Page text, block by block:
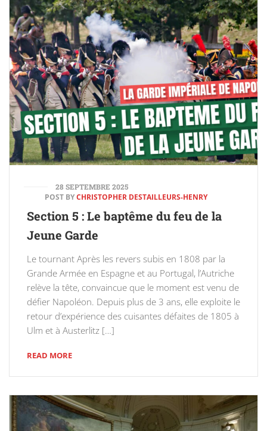
28 SEPTEMBRE 2025
POST BYCHRISTOPHER DESTAILLEURS-HENRY
Section 5 : Le baptême du feu de la
Jeune Garde
Le tournant Après les revers subis en 1808 par la
Grande Armée en Espagne et au Portugal, l’Autriche
relève la tête, convaincue que le moment est venu de
défier Napoléon. Depuis plus de 3 ans, elle exploite le
retour d’expérience des cuisantes défaites de 1805 à
Ulm et à Austerlitz […]
READ MORE